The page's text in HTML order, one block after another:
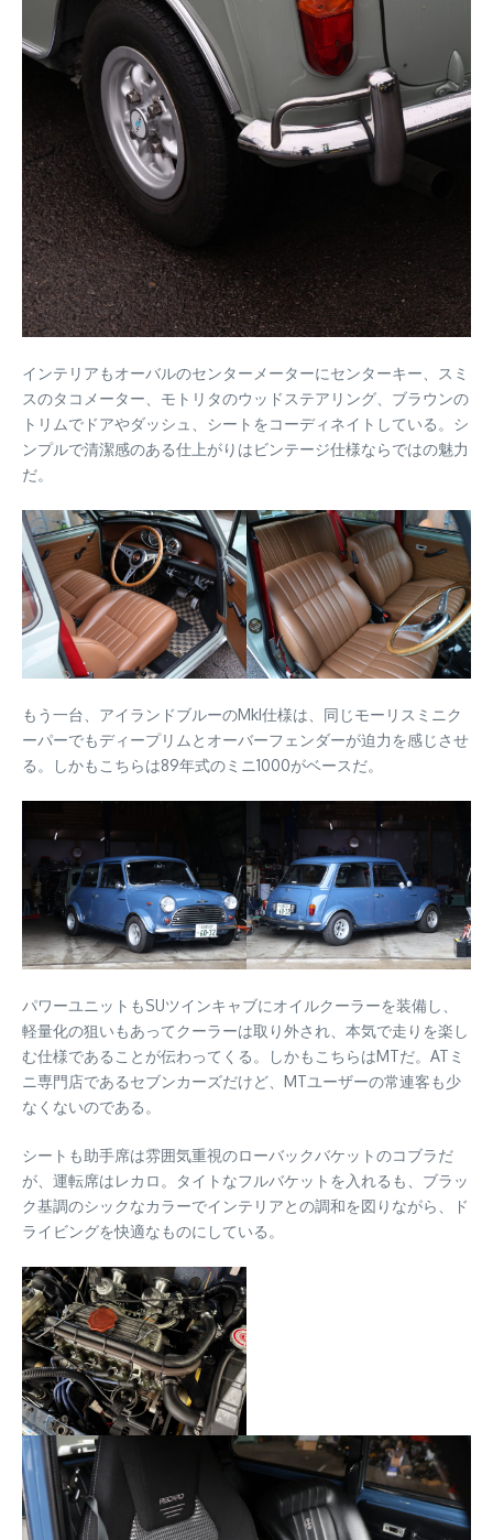
インテリアもオーバルのセンターメーターにセンターキー、スミ
スのタコメーター、モトリタのウッドステアリング、ブラウンの
トリムでドアやダッシュ、シートをコーディネイトしている。シ
ンプルで清潔感のある仕上がりはビンテージ仕様ならではの魅力
だ。
もう一台、アイランドブルーのMkI仕様は、同じモーリスミニク
ーパーでもディープリムとオーバーフェンダーが迫力を感じさせ
る。しかもこちらは89年式のミニ1000がベースだ。
パワーユニットもSUツインキャブにオイルクーラーを装備し、
軽量化の狙いもあってクーラーは取り外され、本気で走りを楽し
む仕様であることが伝わってくる。しかもこちらはMTだ。ATミ
ニ専門店であるセブンカーズだけど、MTユーザーの常連客も少
なくないのである。
シートも助手席は雰囲気重視のローバックバケットのコブラだ
が、運転席はレカロ。タイトなフルバケットを入れるも、ブラッ
ク基調のシックなカラーでインテリアとの調和を図りながら、ド
ライビングを快適なものにしている。